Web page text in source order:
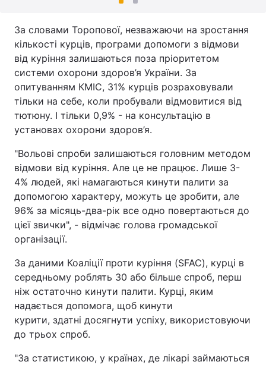
За словами Торопової, незважаючи на зростання
кількості курців, програми допомоги з відмови
від куріння залишаються поза пріоритетом
системи охорони здоров’я України. За
опитуванням КМІС, 31% курців розраховували
тільки на себе, коли пробували відмовитися від
тютюну. І тільки 0,9% - на консультацію в
установах охорони здоров’я.
"Вольові спроби залишаються головним методом
відмови від куріння. Але це не працює. Лише 3-
4% людей, які намагаються кинути палити за
допомогою характеру, можуть це зробити, але
96% за місяць-два-рік все одно повертаються до
цієї звички", - відмічає голова громадської
організації.
За даними Коаліції проти куріння (SFAC), курці в
середньому роблять 30 або більше спроб, перш
ніж остаточно кинути палити. Курці, яким
надається допомога, щоб кинути
курити, здатні досягнути успіху, використовуючи
до трьох спроб.
"За статистикою, у країнах, де лікарі займаються